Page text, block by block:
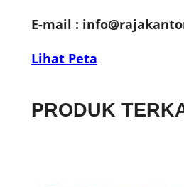
E-mail :
Lihat Peta
PRODUK